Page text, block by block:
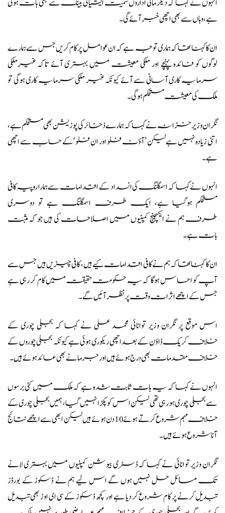
انہوں نے کہا کہ دیگر مالی اداروں سمیت ایشیائی بینک سے بھی بات ہوئی
ہے، وہاں سے بھی اچھی خبر آئے گی۔
ان کا کہنا تھا کہ ہماری توجہ ہے کہ ان عوامل پر کام کریں جس سے ہمارے
لوگوں کو فائدہ پہنچے اور ملکی معیشت میں بہتری آئے تاکہ غیرملکی
سرمایہ کاری آسانی سے آئے کیونکہ غیر ملکی سرمایہ کاری ہوگی تو
ملک کی معیشت مستحکم ہوگی۔
نگران وزیر خزانہ نے کہا کہ ہمارے ذخائر کی پوزیشن بھی مستحکم ہے،
اتنی زیادہ نہیں ہے لیکن ’آؤٹ فلو اور ان فلو‘ کے حساب سے اچھی
ہے۔
انہوں نے کہا کہ اسمگلنگ کی انسداد کے اقدامات سے ہمارا روپیہ کافی
مستحکم ہوگیا ہے، ایک طرف اسمگلنگ ہے تو دوسری
طرف ہم نے ایکسچینج کمپنیوں میں اصلاحات کی ہیں جو کہ مثبت
بات ہے۔
ان کا کہنا تھا کہ ہم نے کافی اقدامات کیے ہیں، کافی چیزیں ہیں جس سے
آپ کو احساس ہوگا کہ یہ حکومت حقیقت میں کام کر رہی ہے
جس کے اچھے اثرات وقت پر نظر آئیں گے۔
اس موقع پر نگران وزیر توانائی محمد علی نے کہا کہ بجلی چوری کے
خلاف کریک ڈاؤن کے بعد اچھی ریکوری ہوئی ہے کیونکہ بجلی چوروں کے
خلاف مقدمات بھی درج ہوئے ہیں اور جرمانے بھی عائد ہوئے ہیں۔
انہوں نے کہا کہ یہ بات ثابت شدہ ہے کہ ملک میں کئی برسوں
سے بجلی چوری ہو رہی تھی لیکن اس کو پکڑا نہیں گیا، ہمیں بجلی چوری کے
خلاف مہم شروع کرتے ہوئے 10 دن ہوئے ہیں لیکن ابھی سے اچھے نتائج
آنا شروع ہوئے ہیں۔
نگران وزیر توانائی نے کہا کہ ڈسٹری بیوشن کمپنیوں میں بہتری لانے
تک مسائل حل نہیں ہوں گے اس لیے ہم نے ڈسکوز کے بورڈز
تبدیل کرنے پر کام شروع کر دیا ہے اور کچھ ڈسکوز کے سی ای اوز بھی تبدیل